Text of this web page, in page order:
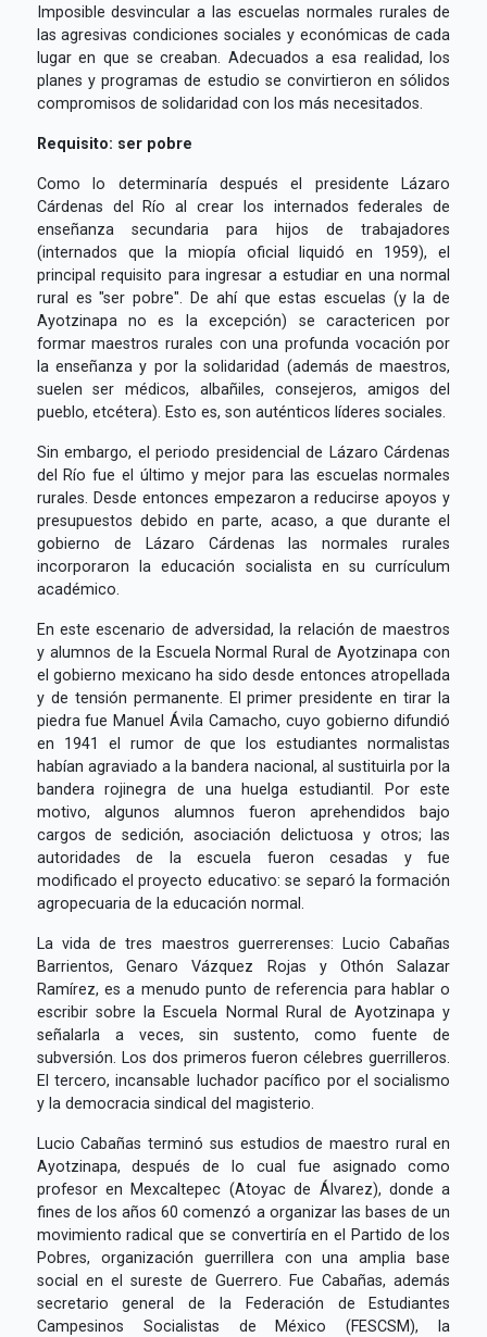
Imposible desvincular a las escuelas normales rurales de
las agresivas condiciones sociales y económicas de cada
lugar en que se creaban. Adecuados a esa realidad, los
planes y programas de estudio se convirtieron en sólidos
compromisos de solidaridad con los más necesitados.
Requisito: ser pobre
Como lo determinaría después el presidente Lázaro
Cárdenas del Río al crear los internados federales de
enseñanza secundaria para hijos de trabajadores
(internados que la miopía oficial liquidó en 1959), el
principal requisito para ingresar a estudiar en una normal
rural es "ser pobre". De ahí que estas escuelas (y la de
Ayotzinapa no es la excepción) se caractericen por
formar maestros rurales con una profunda vocación por
la enseñanza y por la solidaridad (además de maestros,
suelen ser médicos, albañiles, consejeros, amigos del
pueblo, etcétera). Esto es, son auténticos líderes sociales.
Sin embargo, el periodo presidencial de Lázaro Cárdenas
del Río fue el último y mejor para las escuelas normales
rurales. Desde entonces empezaron a reducirse apoyos y
presupuestos debido en parte, acaso, a que durante el
gobierno de Lázaro Cárdenas las normales rurales
incorporaron la educación socialista en su currículum
académico.
En este escenario de adversidad, la relación de maestros
y alumnos de la Escuela Normal Rural de Ayotzinapa con
el gobierno mexicano ha sido desde entonces atropellada
y de tensión permanente. El primer presidente en tirar la
piedra fue Manuel Ávila Camacho, cuyo gobierno difundió
en 1941 el rumor de que los estudiantes normalistas
habían agraviado a la bandera nacional, al sustituirla por la
bandera rojinegra de una huelga estudiantil. Por este
motivo, algunos alumnos fueron aprehendidos bajo
cargos de sedición, asociación delictuosa y otros; las
autoridades de la escuela fueron cesadas y fue
modificado el proyecto educativo: se separó la formación
agropecuaria de la educación normal.
La vida de tres maestros guerrerenses: Lucio Cabañas
Barrientos, Genaro Vázquez Rojas y Othón Salazar
Ramírez, es a menudo punto de referencia para hablar o
escribir sobre la Escuela Normal Rural de Ayotzinapa y
señalarla a veces, sin sustento, como fuente de
subversión. Los dos primeros fueron célebres guerrilleros.
El tercero, incansable luchador pacífico por el socialismo
y la democracia sindical del magisterio.
Lucio Cabañas terminó sus estudios de maestro rural en
Ayotzinapa, después de lo cual fue asignado como
profesor en Mexcaltepec (Atoyac de Álvarez), donde a
fines de los años 60 comenzó a organizar las bases de un
movimiento radical que se convertiría en el Partido de los
Pobres, organización guerrillera con una amplia base
social en el sureste de Guerrero. Fue Cabañas, además
secretario general de la Federación de Estudiantes
Campesinos Socialistas de México (FESCSM), la